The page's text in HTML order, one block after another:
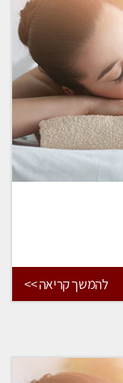
להמשך קריאה >>